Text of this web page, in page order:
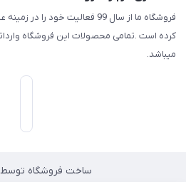
فروشگاه ما از سال 99 فعالیت خود
کرده است .تمامی محصولات این فروشگاه
میباشد.
ساخت فروشگاه